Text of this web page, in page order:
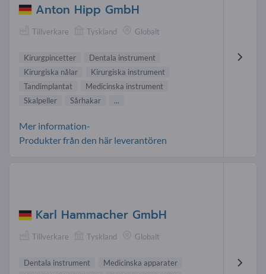
Anton Hipp GmbH
Tillverkare Tyskland Globalt
Kirurgpincetter
Dentala instrument
Kirurgiska nålar
Kirurgiska instrument
Tandimplantat
Medicinska instrument
Skalpeller
Sårhakar ...
Mer information-
Produkter från den här leverantören
Karl Hammacher GmbH
Tillverkare Tyskland Globalt
Dentala instrument
Medicinska apparater